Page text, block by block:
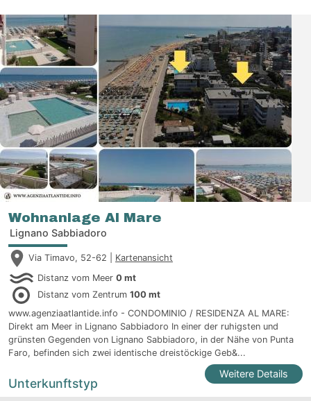
Wohnanlage Al Mare
Lignano Sabbiadoro
Via Timavo, 52-62 | Kartenansicht
Distanz vom Meer 0 mt
Distanz vom Zentrum 100 mt
www.agenziaatlantide.info - CONDOMINIO / RESIDENZA AL MARE:
Direkt am Meer in Lignano Sabbiadoro In einer der ruhigsten und
grünsten Gegenden von Lignano Sabbiadoro, in der Nähe von Punta
Faro, befinden sich zwei identische dreistöckige Geb&...
Weitere Details
Unterkunftstyp